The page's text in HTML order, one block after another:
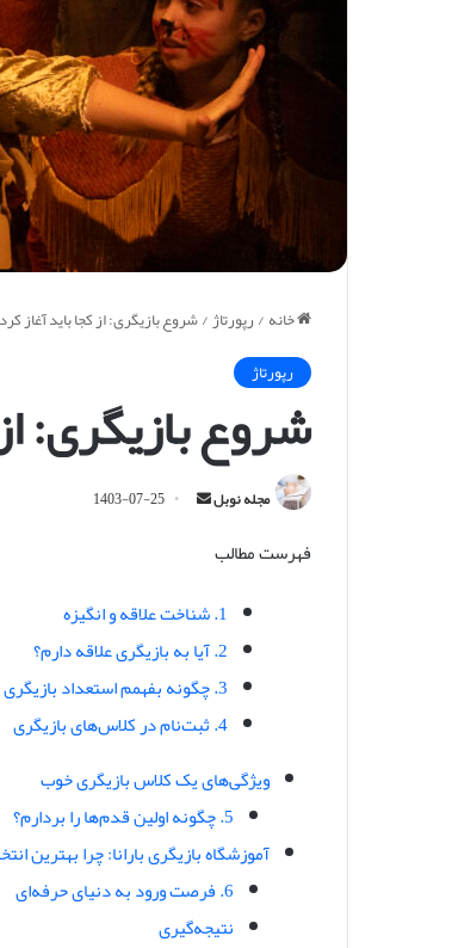
خانه/رپورتاژ/شروع بازیگری: از کجا باید آغاز
رپورتاژ
شروع بازیگری:
مجله نوبل
ل
ی
م
ی
1403-07-25
فهرست مطالب
1. شناخت علاقه و انگیزه
2. آیا به بازیگری علاقه دارم؟
3. چگونه بفهمم استعداد بازیگری دارم؟
4. ثبت‌نام در کلاس‌های بازیگری
ویژگی‌های یک کلاس بازیگری خوب
5. چگونه اولین قدم‌ها را بردارم؟
آموزشگاه بازیگری بارانا: چرا بهترین
6. فرصت ورود به دنیای حرفه‌ای
نتیجه‌گیری